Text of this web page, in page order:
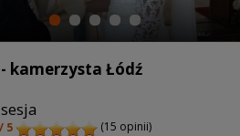
kamerzysta Łódź
5
(15 opinii)